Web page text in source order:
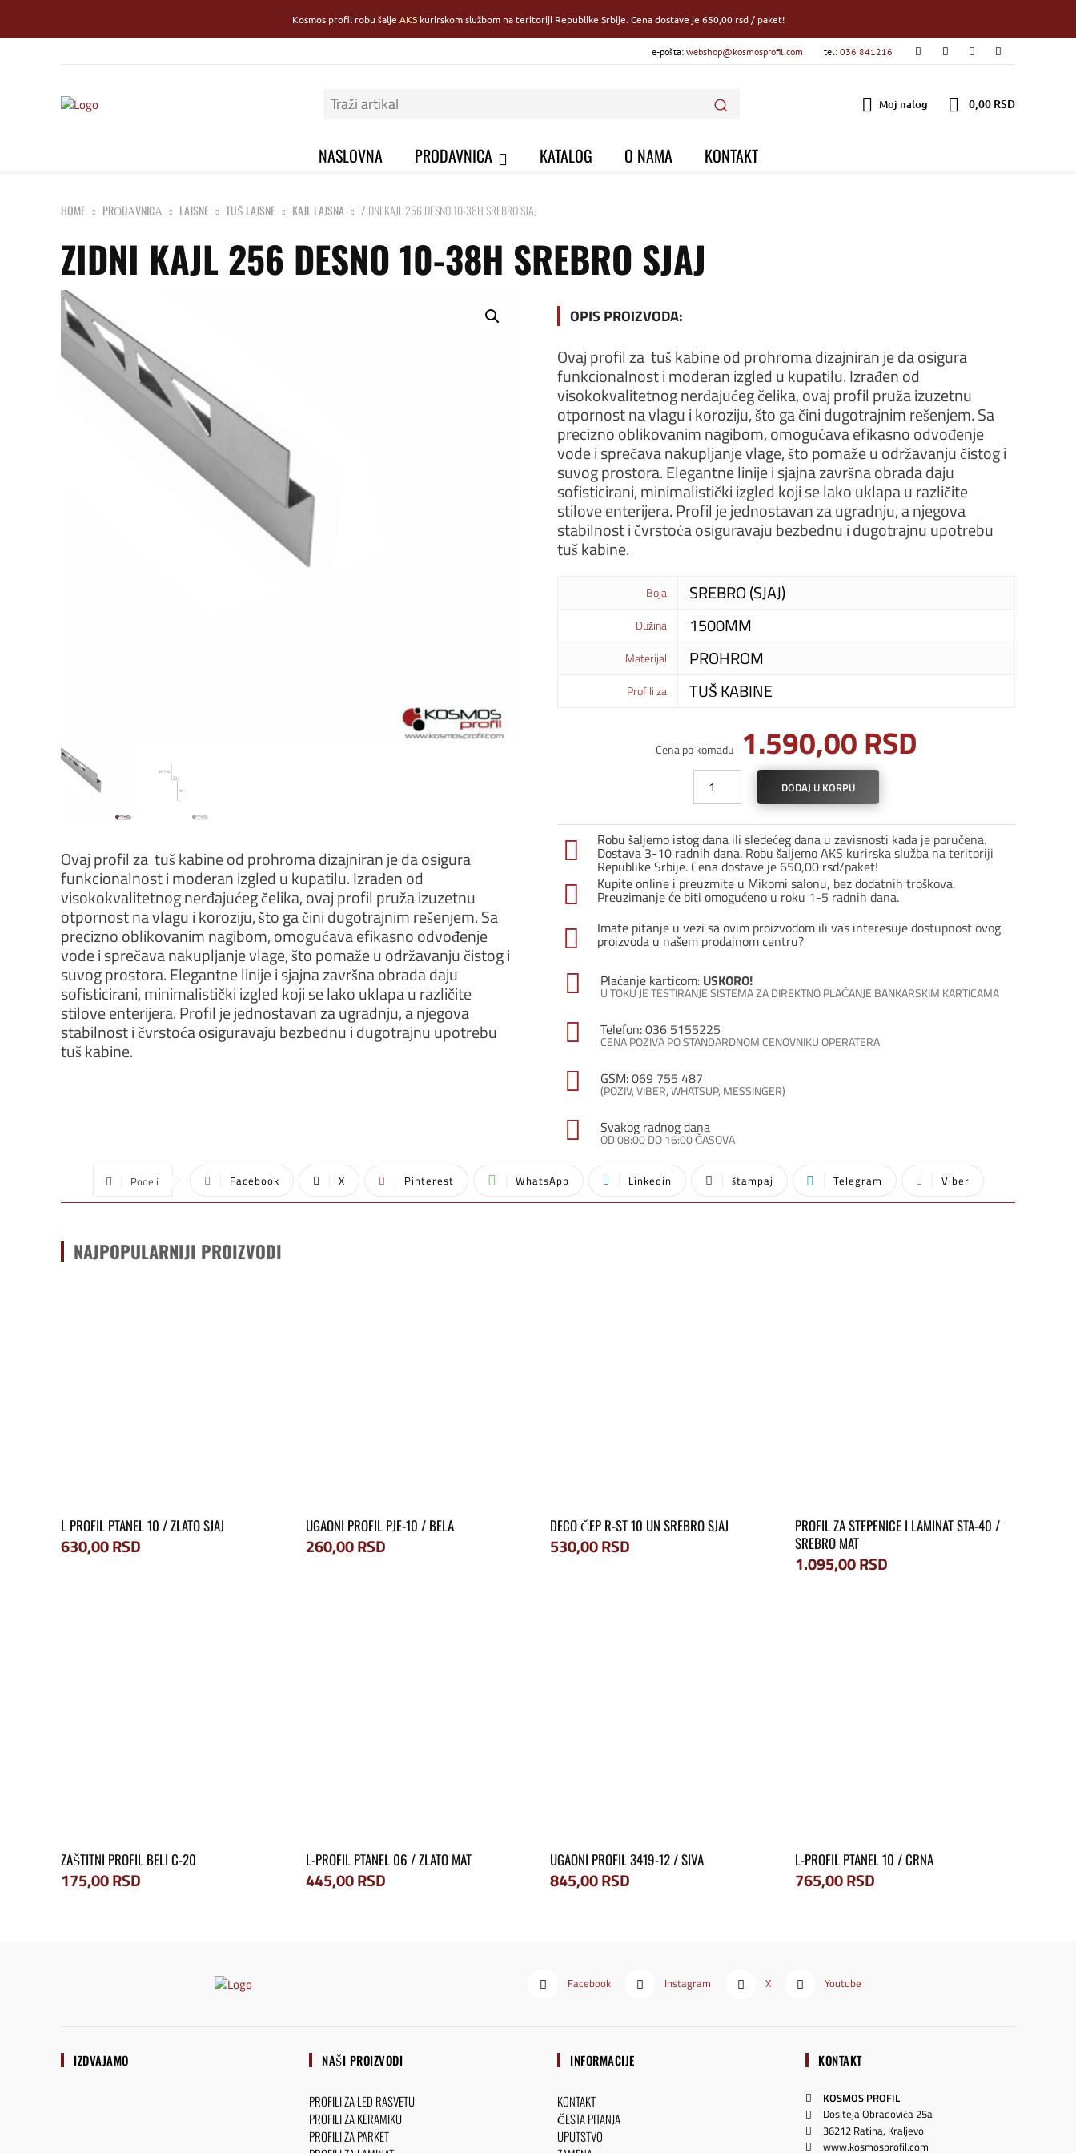
Kosmos profil robu šalje AKSkurirskom službom na teritoriji Republike Srbije. Cena dostave je 650,00 rsd / paket!
e-pošta:webshop@kosmosprofil.com tel:036 841216
Moj nalog 0,00 RSD
NASLOVNA PRODAVNICA KATALOG O NAMA KONTAKT
HOME PRОDАVNICА LAJSNE TUŠ LAJSNE KAJL LAJSNA ZIDNI KAJL 256 DESNO 10-38H SREBRO SJAJ
ZIDNI KAJL 256 DESNO 10-38H SREBRO SJAJ
Ovaj profil za tuš kabine od prohroma dizajniran je da osigura
funkcionalnost i moderan izgled u kupatilu. Izrađen od
visokokvalitetnog nerđajućeg čelika, ovaj profil pruža izuzetnu
otpornost na vlagu i koroziju, što ga čini dugotrajnim rešenjem. Sa
precizno oblikovanim nagibom, omogućava efikasno odvođenje
vode i sprečava nakupljanje vlage, što pomaže u održavanju čistog i
suvog prostora. Elegantne linije i sjajna završna obrada daju
sofisticirani, minimalistički izgled koji se lako uklapa u različite
stilove enterijera. Profil je jednostavan za ugradnju, a njegova
stabilnost i čvrstoća osiguravaju bezbednu i dugotrajnu upotrebu
tuš kabine.
OPIS PROIZVODA:
Ovaj profil za tuš kabine od prohroma dizajniran je da osigura
funkcionalnost i moderan izgled u kupatilu. Izrađen od
visokokvalitetnog nerđajućeg čelika, ovaj profil pruža izuzetnu
otpornost na vlagu i koroziju, što ga čini dugotrajnim rešenjem. Sa
precizno oblikovanim nagibom, omogućava efikasno odvođenje
vode i sprečava nakupljanje vlage, što pomaže u održavanju čistog i
suvog prostora. Elegantne linije i sjajna završna obrada daju
sofisticirani, minimalistički izgled koji se lako uklapa u različite
stilove enterijera. Profil je jednostavan za ugradnju, a njegova
stabilnost i čvrstoća osiguravaju bezbednu i dugotrajnu upotrebu
tuš kabine.
Boja SREBRO (SJAJ)
Dužina 1500MM
Materijal PROHROM
Profili za TUŠ KABINE
Cena po komadu 1.590,00RSD
desno
10-
38H
srebro
sjaj
DODAJ U KORPU
Robu šaljemo istog dana ili sledećeg dana u zavisnosti kada je poručena.
Dostava 3-10 radnih dana. Robu šaljemo AKS kurirska služba na teritoriji
Republike Srbije. Cena dostave je 650,00 rsd/paket!
Kupite online i preuzmite u Mikomi salonu, bez dodatnih troškova.
Preuzimanje će biti omogućeno u roku 1-5 radnih dana.
Imate pitanje u vezi sa ovim proizvodom ili vas interesuje dostupnost ovog
proizvoda u našem prodajnom centru?
Plaćanje karticom: USKORO!
U TOKU JE TESTIRANJE SISTEMA ZA DIREKTNO PLAĆANJE BANKARSKIM KARTICAMA
Telefon: 036 5155225
CENA POZIVA PO STANDARDNOM CENOVNIKU OPERATERA
GSM: 069 755 487
(POZIV, VIBER, WHATSUP, MESSINGER)
Svakog radnog dana
OD 08:00 DO 16:00 ČASOVA
Podeli Facebook X Pinterest WhatsApp Linkedin štampaj Telegram Viber
NAJPOPULARNIJI PROIZVODI
L PROFIL PTANEL 10 / ZLATO SJAJ
630,00RSD
UGAONI PROFIL PJE-10 / BELA
260,00RSD
DECO ČEP R-ST 10 UN SREBRO SJAJ
530,00RSD
PROFIL ZA STEPENICE I LAMINAT STA-40 /
SREBRO MAT
1.095,00RSD
ZAŠTITNI PROFIL BELI C-20
175,00RSD
L-PROFIL PTANEL 06 / ZLATO MAT
445,00RSD
UGAONI PROFIL 3419-12 / SIVA
845,00RSD
L-PROFIL PTANEL 10 / CRNA
765,00RSD
Facebook Instagram X Youtube
IZDVAJAMO NAŠI PROIZVODI
PROFILI ZA LED RASVETU
PROFILI ZA KERAMIKU
PROFILI ZA PARKET
INFORMACIJE
KONTAKT
ČESTA PITANJA
UPUTSTVO
KONTAKT
KOSMOS PROFIL
Dositeja Obradovića 25a
36212 Ratina, Kraljevo
www.kosmosprofil.com